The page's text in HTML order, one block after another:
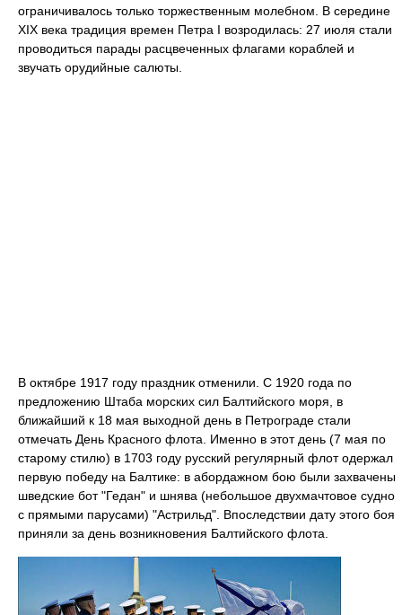
ограничивалось только торжественным молебном. В середине
XIX века традиция времен Петра I возродилась: 27 июля стали
проводиться парады расцвеченных флагами кораблей и
звучать орудийные салюты.
В октябре 1917 году праздник отменили. С 1920 года по
предложению Штаба морских сил Балтийского моря, в
ближайший к 18 мая выходной день в Петрограде стали
отмечать День Красного флота. Именно в этот день (7 мая по
старому стилю) в 1703 году русский регулярный флот одержал
первую победу на Балтике: в абордажном бою были захвачены
шведские бот "Гедан" и шнява (небольшое двухмачтовое судно
с прямыми парусами) "Астрильд". Впоследствии дату этого боя
приняли за день возникновения Балтийского флота.